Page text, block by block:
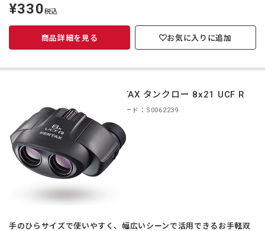
定
価
¥330税込
商品詳細を見る お気に入りに追加
PENTAX タンクロー 8x21 UCF R
商品コード：S0062239
手のひらサイズで使いやすく、幅広いシーンで活用できるお手軽双